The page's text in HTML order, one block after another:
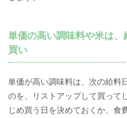
単価の高い調味料や米は
買い
単価が高い調味料は、次の給料
のを、リストアップして買って
じめ買う日を決めておくか、食